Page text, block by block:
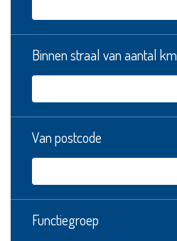
Binnen straal van aantal km
Van postcode
Functiegroep